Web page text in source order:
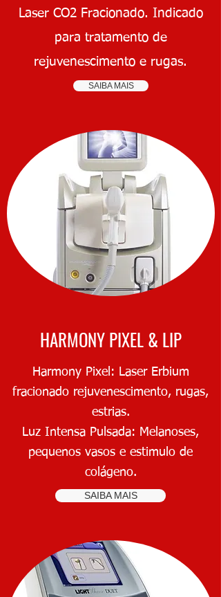
Laser CO2 Fracionado. Indicado
para tratamento de
rejuvenescimento e rugas.
SAIBA MAIS
HARMONY PIXEL & LIP
Harmony Pixel: Laser Erbium
fracionado rejuvenescimento, rugas,
estrias.
Luz Intensa Pulsada: Melanoses,
pequenos vasos e estimulo de
colágeno.
SAIBA MAIS